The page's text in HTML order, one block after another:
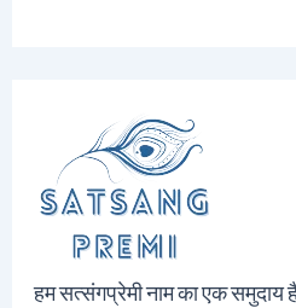
हम सत्संगप्रेमी नाम का एक समुदाय